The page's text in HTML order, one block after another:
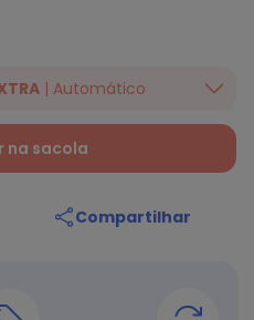
| Automático
Valido até 16/07/2026.
da compra.
na sacola
Compartilhar